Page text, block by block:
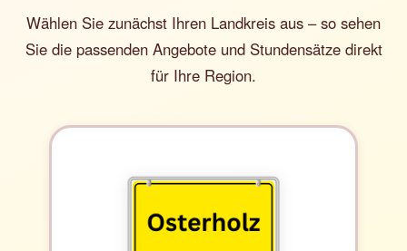
Wählen Sie zunächst Ihren Landkreis aus – so sehen
Sie die passenden Angebote und Stundensätze direkt
für Ihre Region.